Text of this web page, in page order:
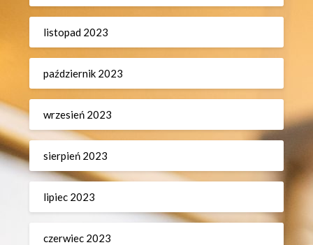
listopad 2023
październik 2023
wrzesień 2023
sierpień 2023
lipiec 2023
czerwiec 2023